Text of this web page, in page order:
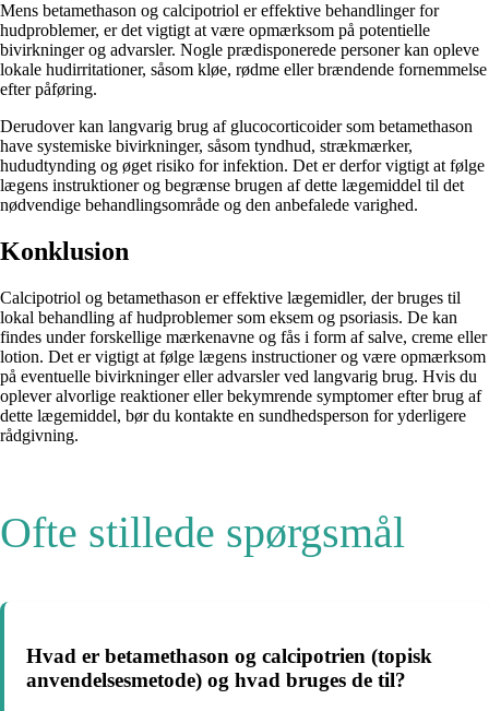
Mens betamethason og calcipotriol er effektive behandlinger for
hudproblemer, er det vigtigt at være opmærksom på potentielle
bivirkninger og advarsler. Nogle prædisponerede personer kan opleve
lokale hudirritationer, såsom kløe, rødme eller brændende fornemmelse
efter påføring.
Derudover kan langvarig brug af glucocorticoider som betamethason
have systemiske bivirkninger, såsom tyndhud, strækmærker,
hududtynding og øget risiko for infektion. Det er derfor vigtigt at følge
lægens instruktioner og begrænse brugen af ​​dette lægemiddel til det
nødvendige behandlingsområde og den anbefalede varighed.
Konklusion
Calcipotriol og betamethason er effektive lægemidler, der bruges til
lokal behandling af hudproblemer som eksem og psoriasis. De kan
findes under forskellige mærkenavne og fås i form af salve, creme eller
lotion. Det er vigtigt at følge lægens instructioner og være opmærksom
på eventuelle bivirkninger eller advarsler ved langvarig brug. Hvis du
oplever alvorlige reaktioner eller bekymrende symptomer efter brug af
dette lægemiddel, bør du kontakte en sundhedsperson for yderligere
rådgivning.
Ofte stillede spørgsmål
Hvad er betamethason og calcipotrien (topisk
anvendelsesmetode) og hvad bruges de til?